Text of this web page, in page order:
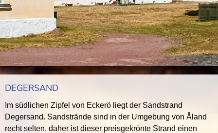
DEGERSAND
Im südlichen Zipfel von Eckerö liegt der Sandstrand
Degersand. Sandstrände sind in der Umgebung von Åland
recht selten, daher ist dieser preisgekrönte Strand einen